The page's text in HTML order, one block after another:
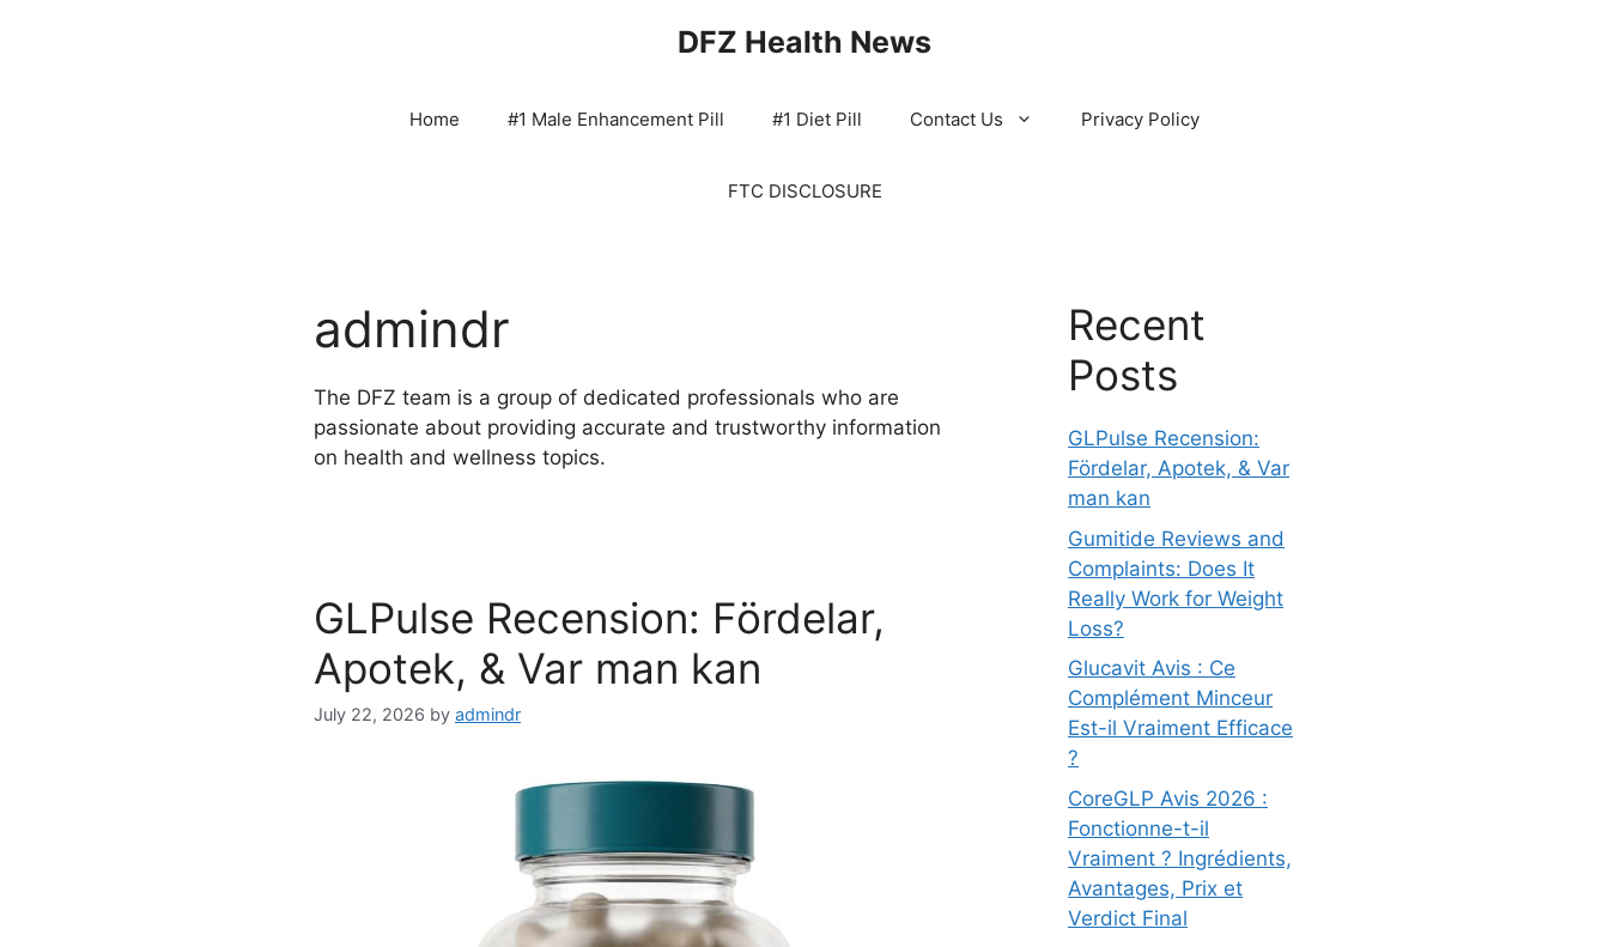
DFZ Health News
Home #1 Male Enhancement Pill #1 Diet Pill Contact Us Privacy Policy
FTC DISCLOSURE
admindr
The DFZ team is a group of dedicated professionals who are
passionate about providing accurate and trustworthy information
on health and wellness topics.
GLPulse Recension: Fördelar,
Apotek, & Var man kan
July 22, 2026 by admindr
Recent
Posts
GLPulse Recension:
Fördelar, Apotek, & Var
man kan
Gumitide Reviews and
Complaints: Does It
Really Work for Weight
Loss?
Glucavit Avis : Ce
Complément Minceur
Est-il Vraiment Efficace
?
CoreGLP Avis 2026 :
Fonctionne-t-il
Vraiment ? Ingrédients,
Avantages, Prix et
Verdict Final